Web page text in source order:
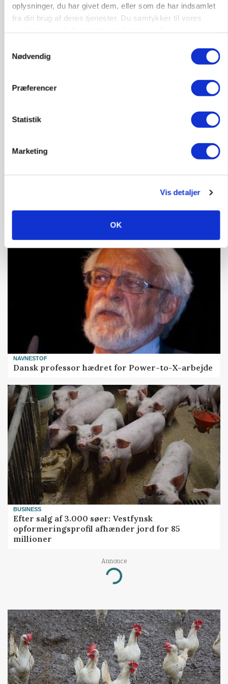
oplysninger, du har givet dem, eller som de har indsamlet
fra din brug af deres tjenester. Du samtykker til vores
Nødvendig
Præferencer
Statistik
Marketing
Vis detaljer
OK
NAVNESTOF
Dansk professor hædret for Power-to-X-arbejde
BUSINESS
Efter salg af 3.000 søer: Vestfynsk
opformeringsprofil afhænder jord for 85
millioner
Annonce
Loading...